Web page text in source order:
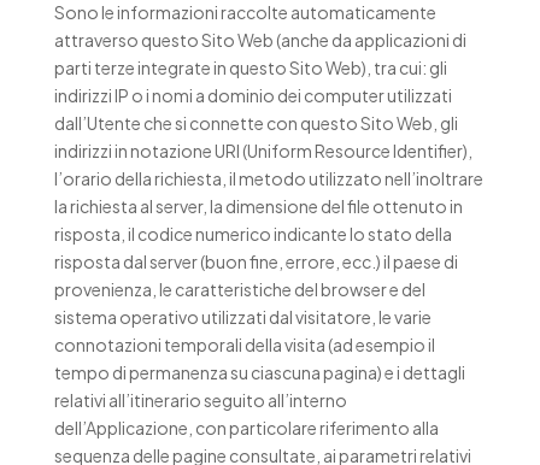
Sono le informazioni raccolte automaticamente
attraverso questo Sito Web (anche da applicazioni di
parti terze integrate in questo Sito Web), tra cui: gli
indirizzi IP o i nomi a dominio dei computer utilizzati
dall’Utente che si connette con questo Sito Web, gli
indirizzi in notazione URI (Uniform Resource Identifier),
l’orario della richiesta, il metodo utilizzato nell’inoltrare
la richiesta al server, la dimensione del file ottenuto in
risposta, il codice numerico indicante lo stato della
risposta dal server (buon fine, errore, ecc.) il paese di
provenienza, le caratteristiche del browser e del
sistema operativo utilizzati dal visitatore, le varie
connotazioni temporali della visita (ad esempio il
tempo di permanenza su ciascuna pagina) e i dettagli
relativi all’itinerario seguito all’interno
dell’Applicazione, con particolare riferimento alla
sequenza delle pagine consultate, ai parametri relativi